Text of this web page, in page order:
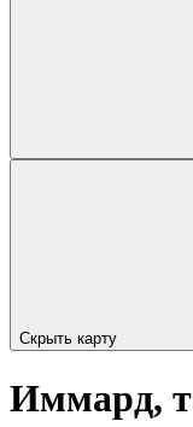
Скрыть карту
Иммард,